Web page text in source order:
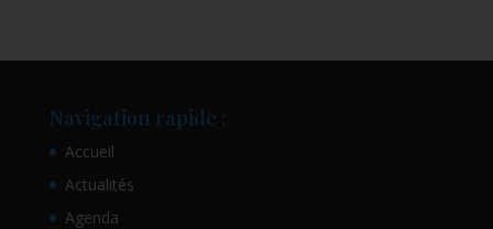
Navigation rapide :
Accueil
Actualités
Agenda